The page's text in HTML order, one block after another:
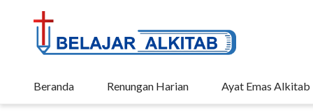
Beranda Renungan Harian Ayat Emas Alkitab